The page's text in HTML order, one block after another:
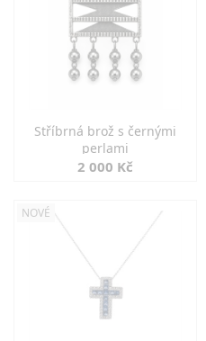
Stříbrná brož s černými
perlami
2 000 Kč
NOVÉ